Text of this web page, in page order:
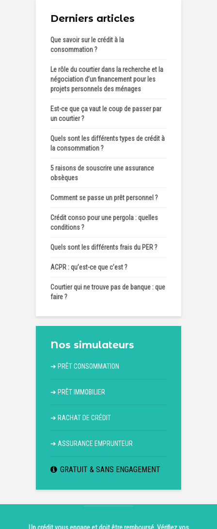
Derniers articles
Que savoir sur le crédit à la
consommation ?
Le rôle du courtier dans la recherche et la
négociation d’un financement pour les
projets personnels des ménages
Est-ce que ça vaut le coup de passer par
un courtier ?
Quels sont les différents types de crédit à
la consommation ?
5 raisons de souscrire une assurance
obsèques
Comment se passe un prêt personnel ?
Crédit conso pour une pergola : quelles
conditions ?
Quels sont les différents frais du PER ?
ACPR : qu’est-ce que c’est ?
Courtier qui ne trouve pas de banque : que
faire ?
Nos simulateurs
➔ PRÊT CONSOMMATION
➔ PRÊT IMMOBILIER
➔ RACHAT DE CRÉDIT
➔ ASSURANCE EMPRUNTEUR
GRATUIT & SANS ENGAGEMENT